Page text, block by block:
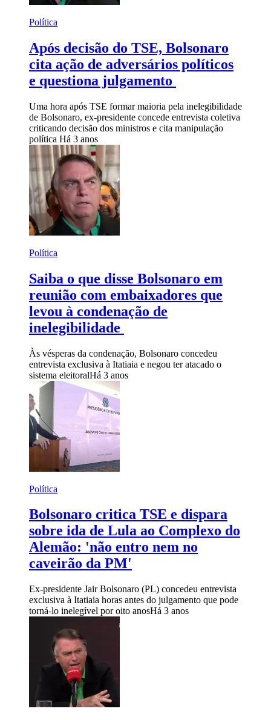
Política
Após decisão do TSE, Bolsonaro
cita ação de adversários políticos
e questiona julgamento
Uma hora após TSE formar maioria pela inelegibilidade
de Bolsonaro, ex-presidente concede entrevista coletiva
criticando decisão dos ministros e cita manipulação
política Há 3 anos
Política
Saiba o que disse Bolsonaro em
reunião com embaixadores que
levou à condenação de
inelegibilidade
Às vésperas da condenação, Bolsonaro concedeu
entrevista exclusiva à Itatiaia e negou ter atacado o
sistema eleitoralHá 3 anos
Política
Bolsonaro critica TSE e dispara
sobre ida de Lula ao Complexo do
Alemão: 'não entro nem no
caveirão da PM'
Ex-presidente Jair Bolsonaro (PL) concedeu entrevista
exclusiva à Itatiaia horas antes do julgamento que pode
torná-lo inelegível por oito anosHá 3 anos